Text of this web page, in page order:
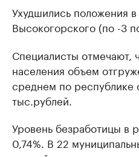
Ухудшились положения
Высокогорского (по -3
Специалисты отмечают,
населения объем
среднем по республике
тыс.рублей.
Уровень безработицы в
0,74%. В 22